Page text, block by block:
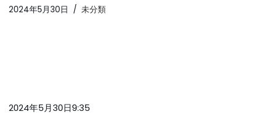
2024年5月30日 未分類
2024年5月30日9:35